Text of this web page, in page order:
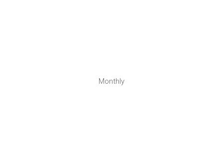
Monthly